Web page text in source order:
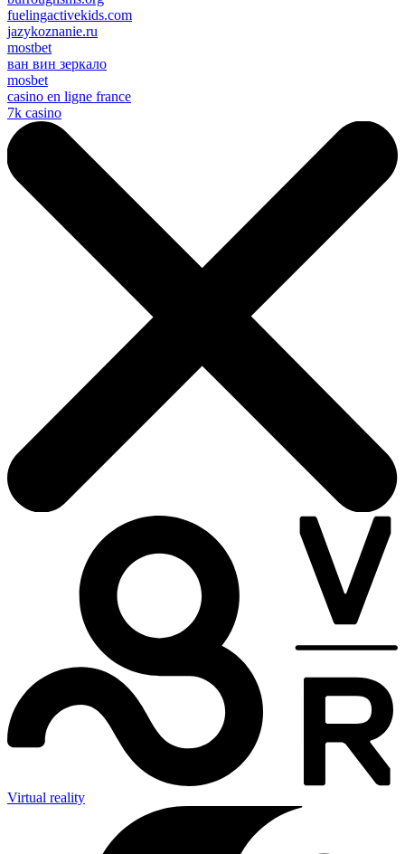
fuelingactivekids.com
jazykoznanie.ru
mostbet
ван вин зеркало
mosbet
casino en ligne france
7k casino
Virtual reality